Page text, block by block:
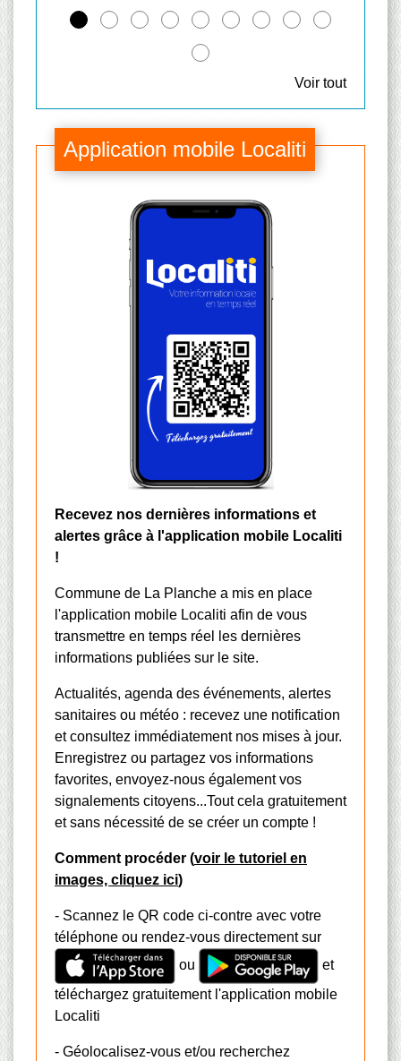
Voir tout
Application mobile Localiti
Recevez nos dernières informations et
alertes grâce à l'application mobile Localiti
!
Commune de La Planche a mis en place
l'application mobile Localiti afin de vous
transmettre en temps réel les dernières
informations publiées sur le site.
Actualités, agenda des événements, alertes
sanitaires ou météo : recevez une notification
et consultez immédiatement nos mises à jour.
Enregistrez ou partagez vos informations
favorites, envoyez-nous également vos
signalements citoyens...Tout cela gratuitement
et sans nécessité de se créer un compte !
Comment procéder (voir le tutoriel en
images, cliquez ici)
- Scannez le QR code ci-contre avec votre
téléphone ou rendez-vous directement sur
ou
et
téléchargez gratuitement l'application mobile
Localiti
- Géolocalisez-vous et/ou recherchez